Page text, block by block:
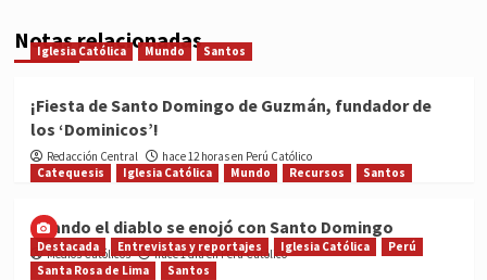
Notas relacionadas
Iglesia Católica Mundo Santos
¡Fiesta de Santo Domingo de Guzmán, fundador de
los ‘Dominicos’!
Redacción Central
hace 12 horas en Perú Católico
Catequesis
Iglesia Católica Mundo Recursos Santos
Cuando el diablo se enojó con Santo Domingo
Medios Católicos hace 1 día en Perú Católico
Destacada Entrevistas y reportajes Iglesia Católica
Perú
Santa Rosa de Lima
Santos